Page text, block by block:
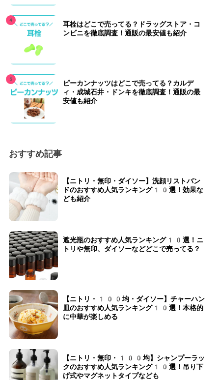
耳栓はどこで売ってる？ドラッグストア・コ
ンビニを徹底調査！通販の最安値も紹介
ピーカンナッツはどこで売ってる？カルデ
ィ・成城石井・ドンキを徹底調査！通販の最
安値も紹介
おすすめ記事
【ニトリ・無印・ダイソー】洗顔リストバン
ドのおすすめ人気ランキング10選！効果な
ども紹介
遮光瓶のおすすめ人気ランキング10選！ニ
トリや無印、ダイソーなどどこで売ってる？
【ニトリ・100均・ダイソー】チャーハン
皿のおすすめ人気ランキング10選！本格的
に中華が楽しめる
【ニトリ・無印・100均】シャンプーラッ
クのおすすめ人気ランキング10選！吊り下
げ式やマグネットタイプなども